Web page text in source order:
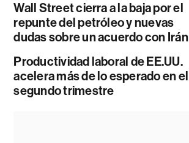
Wall Street cierra a la baja por el
repunte del petróleo y nuevas
dudas sobre un acuerdo con Irán
Productividad laboral de EE.UU.
acelera más de lo esperado en el
segundo trimestre